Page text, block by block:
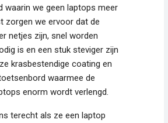
waarin we geen laptops meer
zorgen we ervoor dat de
netjes zijn, snel worden
is en een stuk steviger zijn
krasbestendige coating en
waarmee de
enorm wordt verlengd.
terecht als ze een laptop